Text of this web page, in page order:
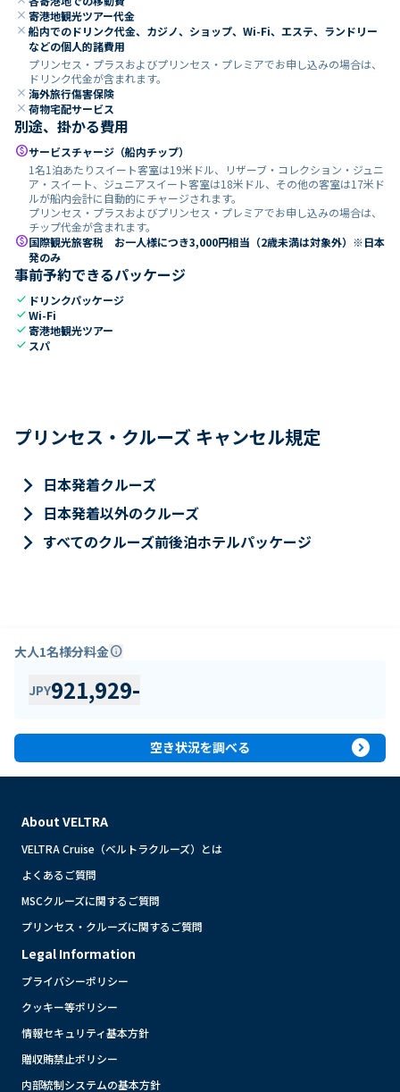
close 寄港地観光ツアー代金
close 船内でのドリンク代金、カジノ、ショップ、Wi-Fi、エステ、ランドリー
などの個人的諸費用
プリンセス・プラスおよびプリンセス・プレミアでお申し込みの場合は、
ドリンク代金が含まれます。
close 海外旅行傷害保険
close 荷物宅配サービス
別途、掛かる費用
paidサービスチャージ（船内チップ）
1名1泊あたりスイート客室は19米ドル、リザーブ・コレクション・ジュニ
ア・スイート、ジュニアスイート客室は18米ドル、その他の客室は17米ド
ルが船内会計に自動的にチャージされます。
プリンセス・プラスおよびプリンセス・プレミアでお申し込みの場合は、
チップ代金が含まれます。
paid国際観光旅客税 お一人様につき3,000円相当（2歳未満は対象外）※日本
発のみ
事前予約できるパッケージ
check ドリンクパッケージ
checkWi-Fi
check寄港地観光ツアー
check スパ
プリンセス・クルーズ キャンセル規定
keyboard_arrow_right 日本発着クルーズ
keyboard_arrow_right 日本発着以外のクルーズ
keyboard_arrow_right すべてのクルーズ前後泊ホテルパッケージ
大人1名様分料金info
JPY921,929-
空き状況を調べる expand_circle_right
About VELTRA
VELTRA Cruise（ベルトラクルーズ）とは
よくあるご質問
MSCクルーズに関するご質問
プリンセス・クルーズに関するご質問
Legal Information
プライバシーポリシー
クッキー等ポリシー
情報セキュリティ基本方針
贈収賄禁止ポリシー
内部統制システムの基本方針